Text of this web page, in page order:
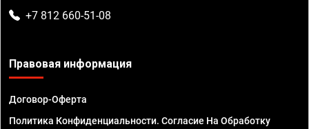
+7 812 660-51-08
Правовая информация
Договор-Оферта
Политика Конфиденциальности. Согласие На Обработку